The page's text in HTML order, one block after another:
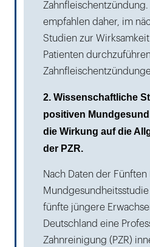
empfahlen daher, im
Studien zur
Patienten
2. Wissenschaftliche
positiven
die Wirkung auf die
der PZR.
Nach Daten der Fünften
fünfte jüngere
Deutschland eine
Zahnreinigung (PZR)